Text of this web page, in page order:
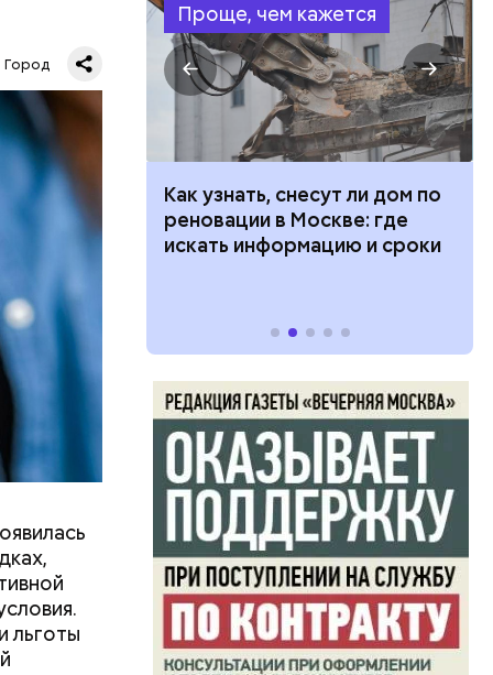
Город
льготы
поэт
и
и
Проще, чем кажется
тысяч
при
кто может
нужны
Как узнать, снесут ли дом по
реновации в Москве: где
искать информацию и сроки